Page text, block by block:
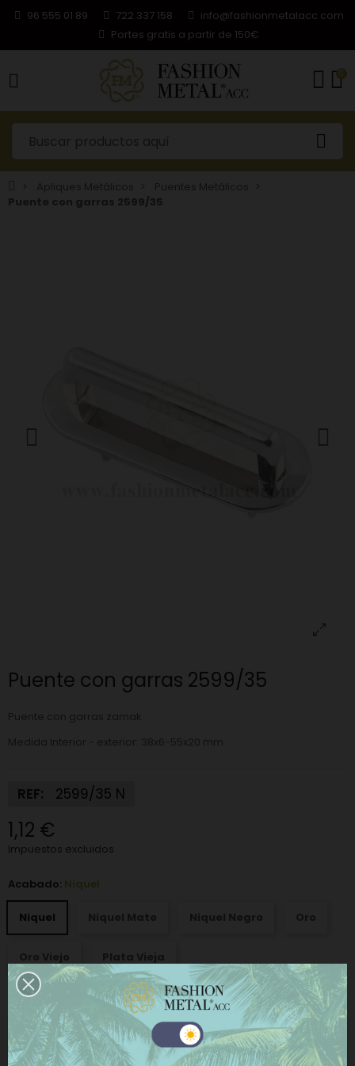
96 555 01 89 722 337 158
info@fashionmetalacc.com
Portes gratis a partir de 150€
0
Puente con garras 2599/35
REF: 2599/35 N
1,12 €
Impuestos excluidos
Acabado: Niquel
Niquel
+ AÑADIR AL CARRITO
COMPRAR AHORA
Este sitio web utiliza cookies propias y de terceros
para mejorar nuestros servicios y mostrarle